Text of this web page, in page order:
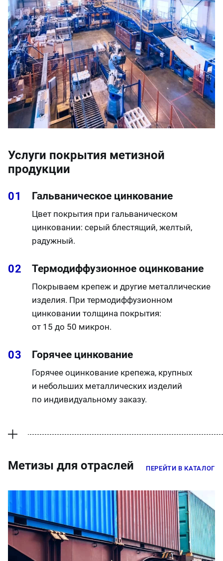
Услуги покрытия метизной
продукции
Гальваническое цинкование
Цвет покрытия при гальваническом
цинковании: серый блестящий, желтый,
радужный.
Термодиффузионное оцинкование
Покрываем крепеж и другие металлические
изделия. При термодиффузионном
цинковании толщина покрытия:
от 15 до 50 микрон.
Горячее цинкование
Горячее оцинкование крепежа, крупных
и небольших металлических изделий
по индивидуальному заказу.
Метизы для отраслей ПЕРЕЙТИ В КАТАЛОГ